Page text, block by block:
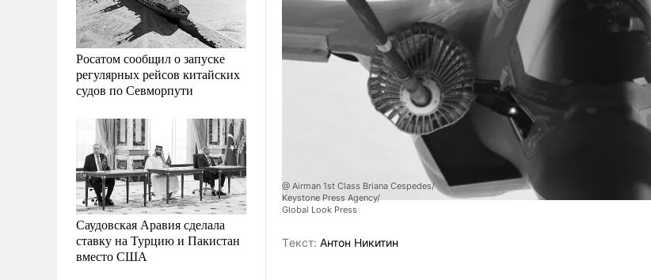
Росатом сообщил о запуске
регулярных рейсов китайских
судов по Севморпути
Саудовская Аравия сделала
ставку на Турцию и Пакистан
вместо США
@ Airman 1st Class Briana Cespedes/
Keystone Press Agency/
Global Look Press
Tекст: Антон Никитин